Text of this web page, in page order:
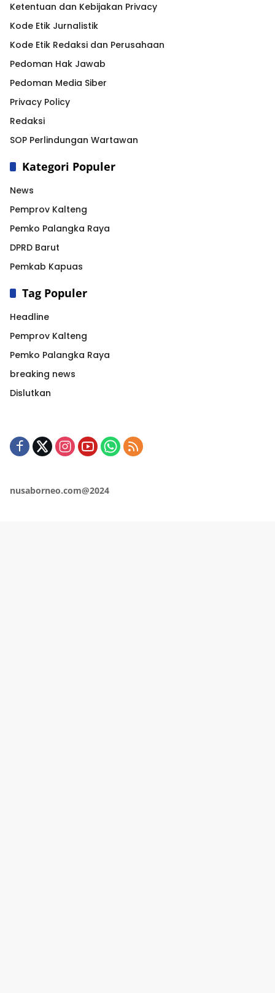
Ketentuan dan Kebijakan Privacy
Kode Etik Jurnalistik
Kode Etik Redaksi dan Perusahaan
Pedoman Hak Jawab
Pedoman Media Siber
Privacy Policy
Redaksi
SOP Perlindungan Wartawan
Kategori Populer
News
Pemprov Kalteng
Pemko Palangka Raya
DPRD Barut
Pemkab Kapuas
Tag Populer
Headline
Pemprov Kalteng
Pemko Palangka Raya
breaking news
Dislutkan
nusaborneo.com@2024